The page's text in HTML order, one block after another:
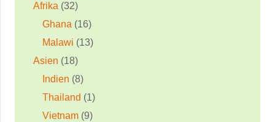
Afrika (32)
Ghana (16)
Malawi (13)
Asien (18)
Indien (8)
Thailand (1)
Vietnam (9)